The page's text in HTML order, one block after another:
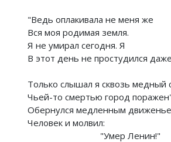
"Ведь оплакивала не меня же
Вся моя родимая земля.
Я не умирал сегодня. Я
В этот день не простудился
Только слышал я сквозь медный
Чьей-то смертью город
Обернулся медленным
Человек и молвил:
"Умер Ленин!"